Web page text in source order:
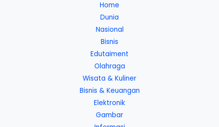
Home
Dunia
Nasional
Bisnis
Edutaiment
Olahraga
Wisata & Kuliner
Bisnis & Keuangan
Elektronik
Gambar